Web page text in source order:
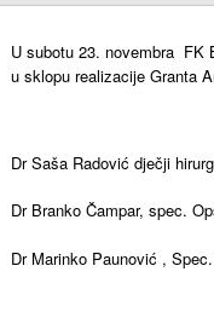
U subotu 23. novembra FK
u sklopu realizacije Granta
Dr Saša Radović dječji
Dr Branko Čampar, spec.
Dr Marinko Paunović ,